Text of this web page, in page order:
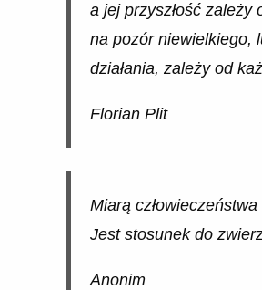
a jej przyszłość zależy
na pozór niewielkiego,
działania, zależy od
Florian Plit
Miarą człowieczeństwa
Jest stosunek do
Anonim